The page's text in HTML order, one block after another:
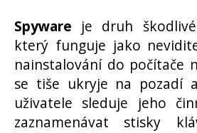
Spyware je druh
který funguje jako
nainstalování do počítače
se tiše ukryje na pozadí
uživatele sleduje jeho
zaznamenávat stisky